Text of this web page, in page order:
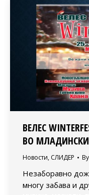
ВЕЛЕС
ВО МЛАДИНСКИ
Новости, СЛИДЕР By
Незаборавно
многу забава и